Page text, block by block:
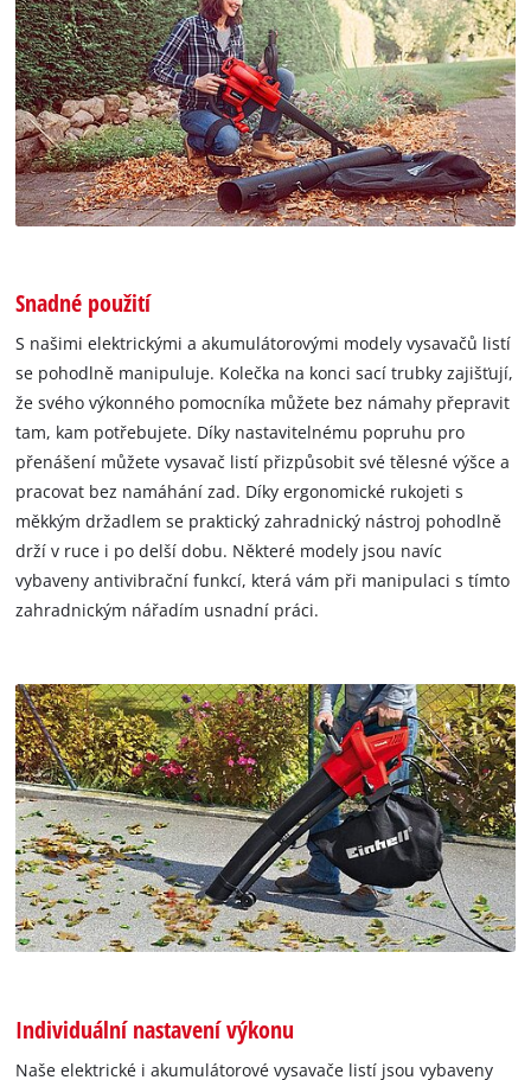
Snadné použití
S našimi elektrickými a akumulátorovými modely vysavačů listí
se pohodlně manipuluje. Kolečka na konci sací trubky zajišťují,
že svého výkonného pomocníka můžete bez námahy přepravit
tam, kam potřebujete. Díky nastavitelnému popruhu pro
přenášení můžete vysavač listí přizpůsobit své tělesné výšce a
pracovat bez namáhání zad. Díky ergonomické rukojeti s
měkkým držadlem se praktický zahradnický nástroj pohodlně
drží v ruce i po delší dobu. Některé modely jsou navíc
vybaveny antivibrační funkcí, která vám při manipulaci s tímto
zahradnickým nářadím usnadní práci.
Individuální nastavení výkonu
Naše elektrické i akumulátorové vysavače listí jsou vybaveny